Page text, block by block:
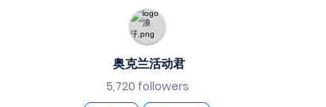
奥克兰活动君
5,720 followers